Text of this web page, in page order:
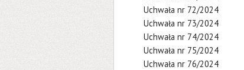
Uchwała nr 72/2024
Uchwała nr 73/2024
Uchwała nr 74/2024
Uchwała nr 75/2024
Uchwała nr 76/2024